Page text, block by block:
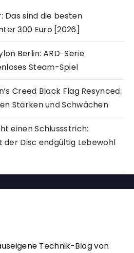
Das sind die besten
300 Euro [2026]
Berlin: ARD-Serie
Steam-Spiel
Creed Black Flag Resynced:
Stärken und Schwächen
einen Schlussstrich:
der Disc endgültig Lebewohl
Technik-Blog von